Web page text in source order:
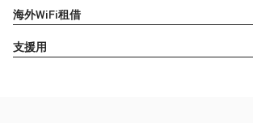
海外WiFi租借
支援用